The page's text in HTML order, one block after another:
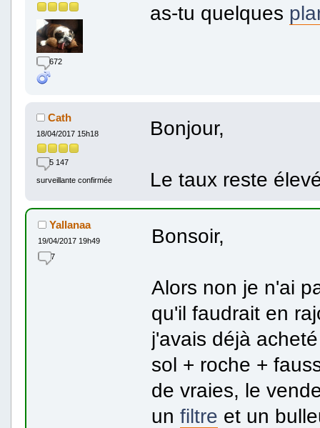
672
as-tu quelques
Cath
18/04/2017 15h18
5 147
surveillante confirmée
Bonjour,
Le taux reste
Yallanaa
19/04/2017 19h49
7
Bonsoir,
Alors non je n'ai
qu'il faudrait en
j'avais déjà
sol + roche +
de vraies, le
un filtre et un